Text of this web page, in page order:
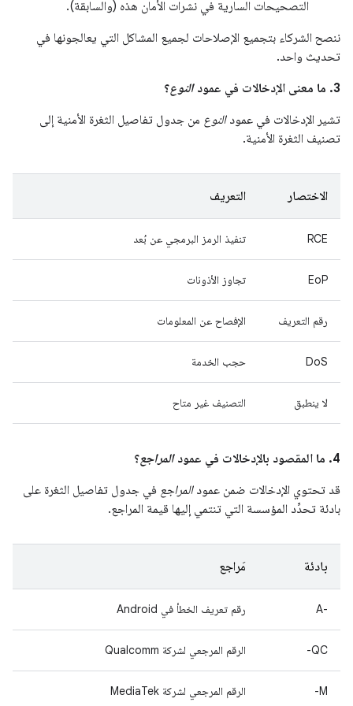
التصحيحات السارية في نشرات الأمان هذه (والسابقة).
ننصح الشركاء بتجميع الإصلاحات لجميع المشاكل التي يعالجونها في
تحديث واحد.
3. ما معنى الإدخالات في عمود
النوع؟
تشير الإدخالات في عمودالنوع من جدول تفاصيل الثغرة الأمنية إلى
تصنيف الثغرة الأمنية.
الاختصار التعريف
RCE تنفيذ الرمز البرمجي عن بُعد
EoP تجاوز الأذونات
رقم التعريف الإفصاح عن المعلومات
DoS حجب الخدمة
لا ينطبق التصنيف غير متاح
4. ما المقصود بالإدخالات في عمود المراجع؟
قد تحتوي الإدخالات ضمن عمودالمراجع في جدول تفاصيل الثغرة على
بادئة تحدِّد المؤسسة التي تنتمي إليها قيمة المراجع.
بادئة مَراجع
A-‎ رقم تعريف الخطأ في Android
QC- الرقم المرجعي لشركة Qualcomm
M- الرقم المرجعي لشركة MediaTek